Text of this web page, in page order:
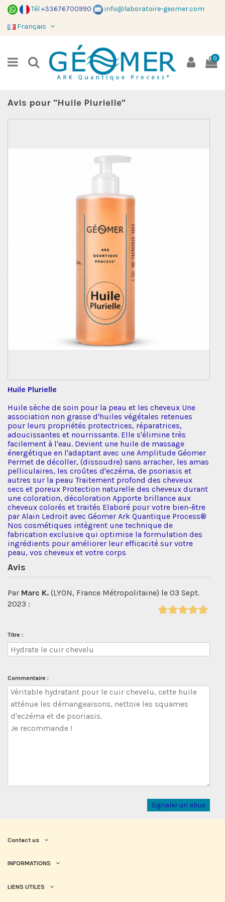
Tél+33676700990 info@laboratoire-geomer.com
Français
0
Avis pour "Huile Plurielle"
Huile Plurielle
Huile sèche de soin pour la peau et les cheveux Une
association non grasse d'huiles végétales retenues
pour leurs propriétés protectrices, réparatrices,
adoucissantes et nourrissante. Elle s'élimine très
facilement à l'eau. Devient une huile de massage
énergétique en l'adaptant avec une Amplitude Géomer
Permet de décoller, (dissoudre) sans arracher, les amas
pelliculaires, les croûtes d'eczéma, de psoriasis et
autres sur la peau Traitement profond des cheveux
secs et poreux Protection naturelle des cheveux durant
une coloration, décoloration Apporte brillance aux
cheveux colorés et traités Elaboré pour votre bien-être
par Alain Ledroit avec Géomer Ark Quantique Process®
Nos cosmétiques intègrent une technique de
fabrication exclusive qui optimise la formulation des
ingrédients pour améliorer leur efficacité sur votre
peau, vos cheveux et votre corps
Avis
Par Marc K. (LYON, France Métropolitaine) le 03 Sept.
2023 :
Titre :
Commentaire :
Signaler un abus
Contact us
INFORMATIONS
LIENS UTILES